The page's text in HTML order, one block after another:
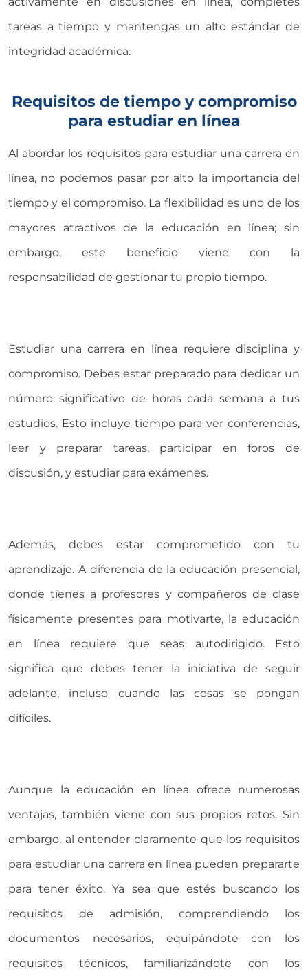
tareas a tiempo y mantengas un alto estándar de
integridad académica.
Requisitos de tiempo y compromiso
para estudiar en línea
Al abordar los requisitos para estudiar una carrera en
línea, no podemos pasar por alto la importancia del
tiempo y el compromiso. La flexibilidad es uno de los
mayores atractivos de la educación en línea; sin
embargo, este beneficio viene con la
responsabilidad de gestionar tu propio tiempo.
Estudiar una carrera en línea requiere disciplina y
compromiso. Debes estar preparado para dedicar un
número significativo de horas cada semana a tus
estudios. Esto incluye tiempo para ver conferencias,
leer y preparar tareas, participar en foros de
discusión, y estudiar para exámenes.
Además, debes estar comprometido con tu
aprendizaje. A diferencia de la educación presencial,
donde tienes a profesores y compañeros de clase
físicamente presentes para motivarte, la educación
en línea requiere que seas autodirigido. Esto
significa que debes tener la iniciativa de seguir
adelante, incluso cuando las cosas se pongan
difíciles.
Aunque la educación en línea ofrece numerosas
ventajas, también viene con sus propios retos. Sin
embargo, al entender claramente que los requisitos
para estudiar una carrera en línea pueden prepararte
para tener éxito. Ya sea que estés buscando los
requisitos de admisión, comprendiendo los
documentos necesarios, equipándote con los
requisitos técnicos, familiarizándote con los